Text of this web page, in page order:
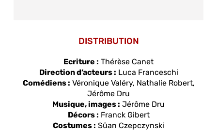
DISTRIBUTION
Ecriture : Thérèse Canet
Direction d’acteurs : Luca Franceschi
Comédiens : Véronique Valéry, Nathalie Robert,
Jérôme Dru
Musique, images : Jérôme Dru
Décors : Franck Gibert
Costumes : Sûan Czepczynski